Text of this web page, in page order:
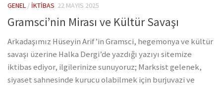
GENEL / İKTIBAS 22 MAYIS 2025
Gramsci’nin Mirası ve Kültür Savaşı
Arkadaşımız Hüseyin Arif’in Gramsci, hegemonya ve kültür
savaşı üzerine Halka Dergi’de yazdığı yazıyı sitemize
iktibas ediyor, ilgilerinize sunuyoruz; Marksist gelenek,
siyaset sahnesinde kurucu olabilmek için burjuvazi ve